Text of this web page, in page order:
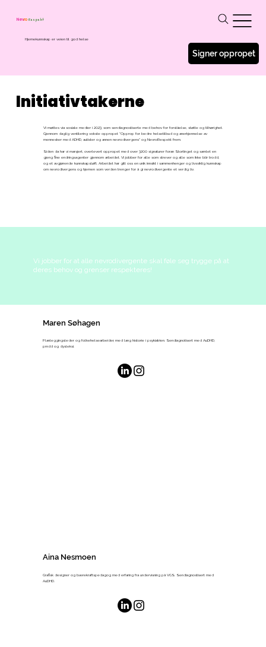
NevroRespekt
Hjernekunnskap er veien til god helse
Signer oppropet
Initiativtakerne
Vi møttes via sosiale medier i 2023, som sendiagnostiserte med behov for forståelse, støtte og tilhørighet.
Gjennom daglig ventilering vokste oppropet "Opprop for bedre helsetilbud og anerkjennelse av
mennesker med ADHD, autister og annen nevrodivergens" og NevroRespekt frem.
Siden da har vi marsjert, overlevert oppropet med over 3200 signaturer foran Stortinget og samlet en
gjeng fine endringsagenter gjennom arbeidet. Vi jobber for alle som strever og alle som ikke blir trodd,
og et avgjørende kunnskapsløft. Arbeidet har gitt oss en unik innsikt i sammenhenger og livsviktig kunnskap
om nevrodivergens og hjernen som verden trenger for å gi nevrodivergente et verdig liv.
Vi jobber for at alle nevrodivergente skal føle seg trygge på at
deres behov og grenser respekteres!
Maren Søhagen
Planleggingsleder og folkehelsearbeider, med lang historie i psykiatrien. Sendiagnotisert med AuDHD,
pmdd og dysleksi.
Aina Nesmoen
Grafisk designer og bærekraftspedagog med erfaring fra undervisning på VGS. Sendiagnostisert med
AuDHD.